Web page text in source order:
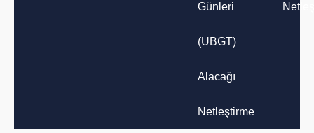
Günleri
(UBGT)
Alacağı
Netleştirme